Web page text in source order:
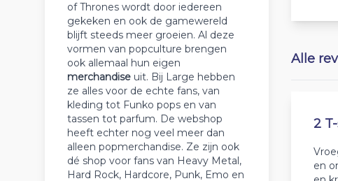
of Thrones wordt door iedereen
gekeken en ook de gamewereld
blijft steeds meer groeien. Al deze
vormen van popculture brengen
ook allemaal hun eigen
merchandise uit. Bij Large hebben
ze alles voor de echte fans, van
kleding tot Funko pops en van
tassen tot parfum. De webshop
heeft echter nog veel meer dan
alleen popmerchandise. Ze zijn ook
dé shop voor fans van Heavy Metal,
Hard Rock, Hardcore, Punk, Emo en
Alle
2
en